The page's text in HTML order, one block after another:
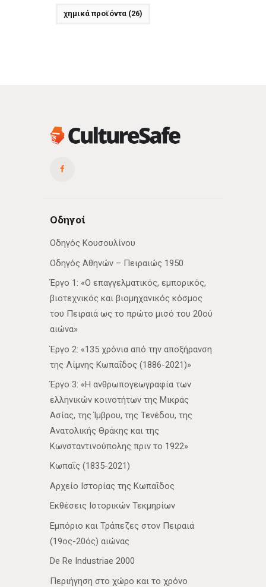
χημικά προϊόντα(26)
Οδηγοί
Οδηγός Κουσουλίνου
Οδηγός Αθηνών – Πειραιώς 1950
Έργο 1: «Ο επαγγελματικός, εμπορικός,
βιοτεχνικός και βιομηχανικός κόσμος
του Πειραιά ως το πρώτο μισό του 20ού
αιώνα»
Έργο 2: «135 χρόνια από την αποξήρανση
της Λίμνης Κωπαΐδος (1886-2021)»
Έργο 3: «Η ανθρωπογεωγραφία των
ελληνικών κοινοτήτων της Μικράς
Ασίας, της Ίμβρου, της Τενέδου, της
Ανατολικής Θράκης και της
Κωνσταντινούπολης πριν το 1922»
Κωπαΐς (1835-2021)
Αρχείο Ιστορίας της Κωπαΐδος
Εκθέσεις Ιστορικών Τεκμηρίων
Εμπόριο και Τράπεζες στον Πειραιά
(19ος-20ός) αιώνας
De Re Industriae 2000
Περιήγηση στο χώρο και το χρόνο